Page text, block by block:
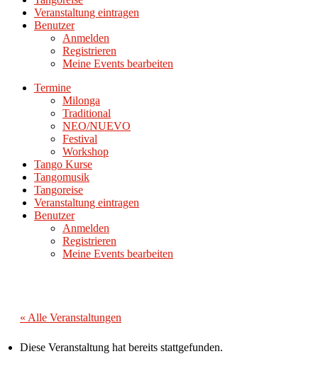
Veranstaltung eintragen
Benutzer
Anmelden
Registrieren
Meine Events bearbeiten
Termine
Milonga
Traditional
NEO/NUEVO
Festival
Workshop
Tango Kurse
Tangomusik
Tangoreise
Veranstaltung eintragen
Benutzer
Anmelden
Registrieren
Meine Events bearbeiten
« Alle Veranstaltungen
Diese Veranstaltung hat bereits stattgefunden.